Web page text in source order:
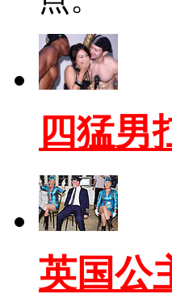
四猛男
英国公